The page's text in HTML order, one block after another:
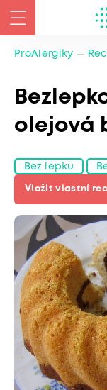
ProAlergiky
olejová
Bez lepku
Vložit vlastní